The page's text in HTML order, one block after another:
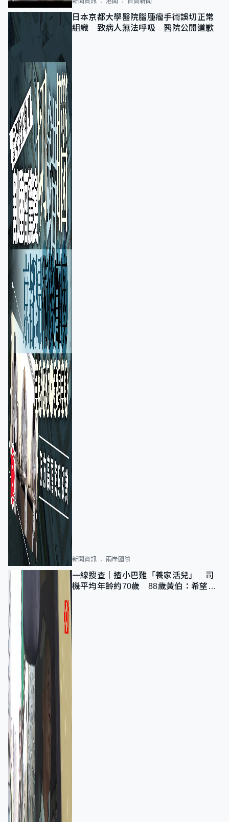
日本京都大學醫院腦腫瘤手術誤切正常
組織 致病人無法呼吸 醫院公開道歉
新聞資訊 兩岸國際
一線搜查｜揸小巴難「養家活兒」 司
機平均年齡約70歲 88歲黃伯：希望一